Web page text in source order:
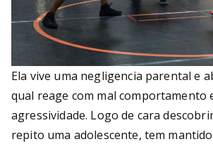
Ela vive uma negligencia parental e
qual reage com mal comportamento
agressividade. Logo de cara
repito uma adolescente, tem